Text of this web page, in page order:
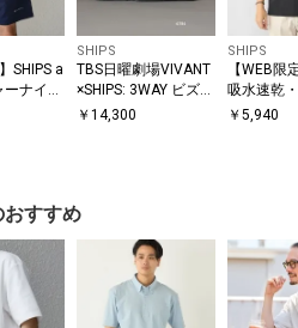
SHIPS a
ナイロ
Tシャ
SHIPS
TBS日曜劇場VIVANT
×SHIPS: 3WAY ビズ
ワイド バッグ
￥ 14,300
SHIPS
【WEB限
吸水速乾
ymix（R
￥5,940
すすめ